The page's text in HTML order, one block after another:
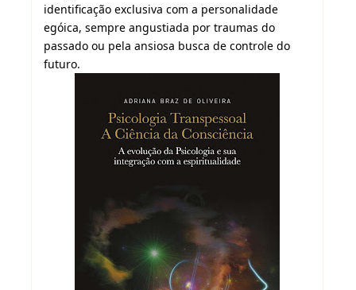
identificação exclusiva com a personalidade
egóica, sempre angustiada por traumas do
passado ou pela ansiosa busca de controle do
futuro.